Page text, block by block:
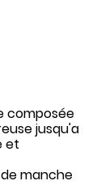
composée
jusqu'a
et
manche